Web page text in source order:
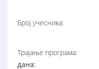
Број учесника:
Трајање програма:
дана: